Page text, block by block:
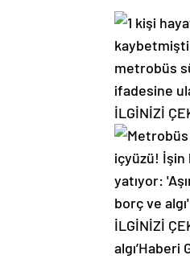
İLGİNİZİ
İLGİNİZİ
algı’Haberi